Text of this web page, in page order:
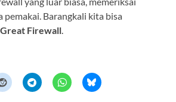
Barangkali kita bisa
Firewall